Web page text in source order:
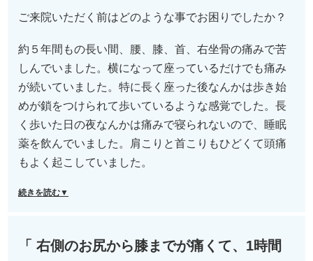
ご来院いただく前はどのような事でお困りでしたか？
約５年間もの長い間、腰、膝、首、右坐骨の痛みで苦
しんでいました。横になって座っているだけでも痛み
が続いていました。特に長く座った後なんかは歩き始
めが鎖をつけられて歩いているような感覚でした。長
く歩いた日の夜なんかは痛みで寝られないので、睡眠
薬を飲んでいました。肩こりと首こりもひどくて頭痛
もよく起こしていました。
続きを読む▼
「 右側のお尻から膝までが痛くて、1時間